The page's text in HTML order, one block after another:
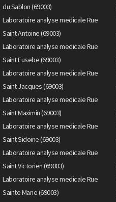
du Sablon (69003)
Laboratoire analyse medicale Rue
Saint Antoine (69003)
Laboratoire analyse medicale Rue
Saint Eusebe (69003)
Laboratoire analyse medicale Rue
Saint Jacques (69003)
Laboratoire analyse medicale Rue
Saint Maximin (69003)
Laboratoire analyse medicale Rue
Saint Sidoine (69003)
Laboratoire analyse medicale Rue
Saint Victorien (69003)
Laboratoire analyse medicale Rue
Sainte Marie (69003)